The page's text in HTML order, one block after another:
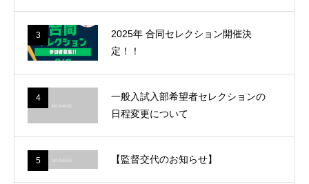
3
2025年 合同セレクション開催決
定！！
4
一般入試入部希望者セレクションの
日程変更について
5 【監督交代のお知らせ】